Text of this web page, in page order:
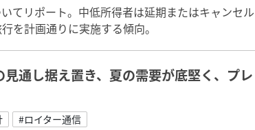
てリポート。中低所得者は延期またはキャンセル
を計画通りに実施する傾向。
通し据え置き、夏の需要が底堅く、プレ
#ロイター通信